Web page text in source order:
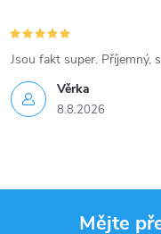
Věrka
8.8.2026
Jsou fakt super. Příjemný,
Mějte